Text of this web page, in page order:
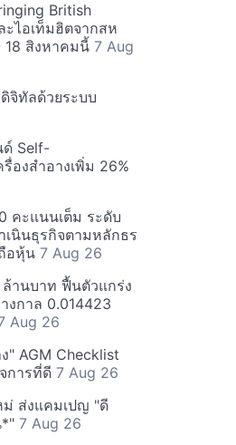
British
ไอเท็มฮิตจากสห
18 สิงหาคมนี้ 7 Aug
จิทัลด้วยระบบ
ด์ Self-
องสำอางเพิ่ม 26%
คะแนนเต็ม ระดับ
เนินธุรกิจตามหลักธร
อหุ้น 7 Aug 26
ล้านบาท ฟื้นตัวแกร่ง
งกาล 0.014423
Aug 26
" AGM Checklist
การที่ดี 7 Aug 26
ม่ ส่งแคมเปญ "ดี
7 Aug 26